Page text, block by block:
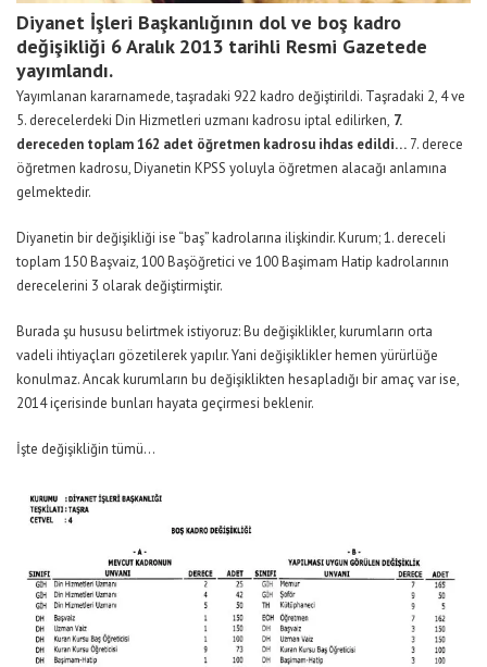
Diyanet İşleri Başkanlığının dol ve boş kadro
değişikliği 6 Aralık 2013 tarihli Resmi Gazetede
yayımlandı.
Yayımlanan kararnamede, taşradaki 922 kadro değiştirildi. Taşradaki 2, 4 ve
5. derecelerdeki Din Hizmetleri uzmanı kadrosu iptal edilirken, 7.
dereceden toplam 162 adet öğretmen kadrosu ihdas edildi… 7. derece
öğretmen kadrosu, Diyanetin KPSS yoluyla öğretmen alacağı anlamına
gelmektedir.
Diyanetin bir değişikliği ise “baş” kadrolarına ilişkindir. Kurum; 1. dereceli
toplam 150 Başvaiz, 100 Başöğretici ve 100 Başimam Hatip kadrolarının
derecelerini 3 olarak değiştirmiştir.
Burada şu hususu belirtmek istiyoruz: Bu değişiklikler, kurumların orta
vadeli ihtiyaçları gözetilerek yapılır. Yani değişiklikler hemen yürürlüğe
konulmaz. Ancak kurumların bu değişiklikten hesapladığı bir amaç var ise,
2014 içerisinde bunları hayata geçirmesi beklenir.
İşte değişikliğin tümü…